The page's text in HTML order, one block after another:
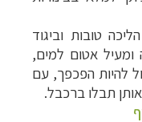
טובות וביגוד
אטום למים,
להיות הפכפך, עם